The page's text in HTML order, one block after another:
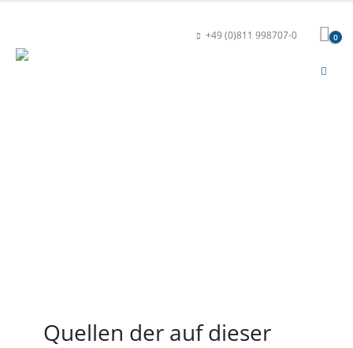
+49 (0)811 998707-0 0
Quellen der auf dieser